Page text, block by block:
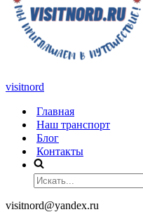
visitnord
Главная
Наш транспорт
Блог
Контакты
visitnord@yandex.ru